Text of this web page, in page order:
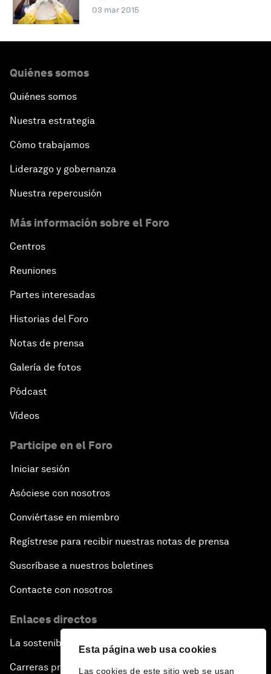
Esta página web usa cookies
Las cookies de este sitio web se usan
03 mar 2015
Quiénes somos
Quiénes somos
Nuestra estrategia
Cómo trabajamos
Liderazgo y gobernanza
Nuestra repercusión
Más información sobre el Foro
Centros
Reuniones
Partes interesadas
Historias del Foro
Notas de prensa
Galería de fotos
Pódcast
Vídeos
Participe en el Foro
Iniciar sesión
Asóciese con nosotros
Conviértase en miembro
Regístrese para recibir nuestras notas de prensa
Suscríbase a nuestros boletines
Contacte con nosotros
Enlaces directos
La sostenibilidad en el Foro
Carreras profesionales